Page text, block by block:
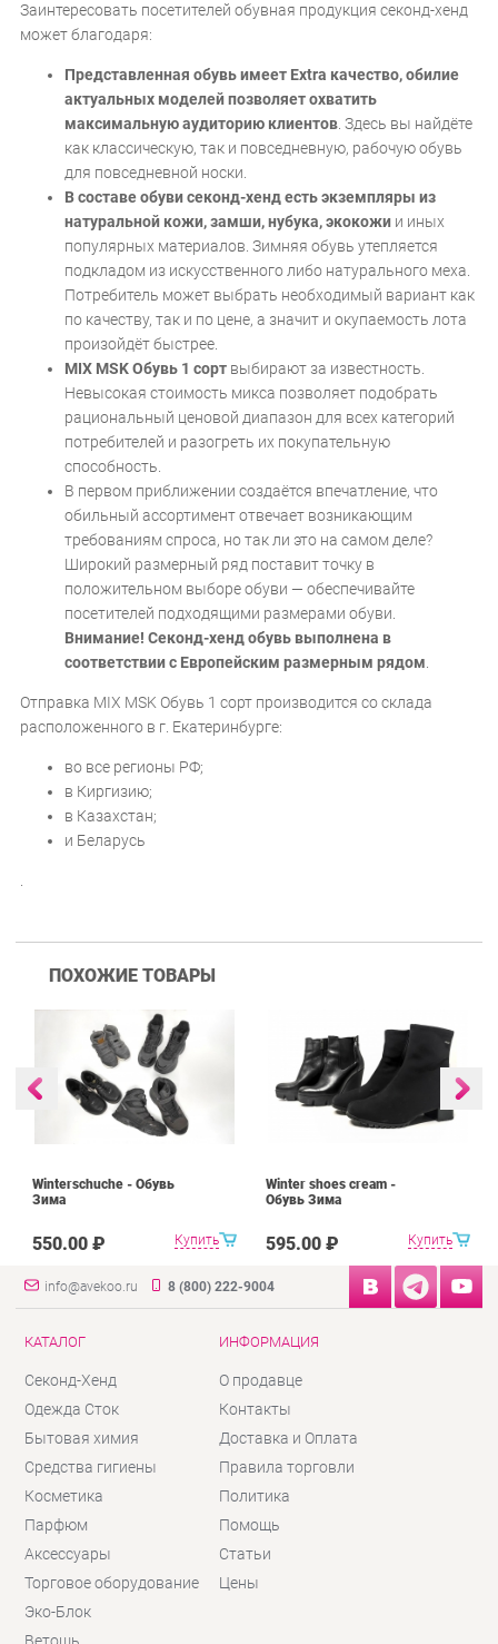
Заинтересовать посетителей обувная продукция секонд-хенд
может благодаря:
Представленная обувь имеет Extra качество, обилие
актуальных моделей позволяет охватить
максимальную аудиторию клиентов. Здесь вы найдёте
как классическую, так и повседневную, рабочую обувь
для повседневной носки.
В составе обуви секонд-хенд есть экземпляры из
натуральной кожи, замши, нубука, экокожи и иных
популярных материалов. Зимняя обувь утепляется
подкладом из искусственного либо натурального меха.
Потребитель может выбрать необходимый вариант как
по качеству, так и по цене, а значит и окупаемость лота
произойдёт быстрее.
MIX MSK Обувь 1 сорт выбирают за известность.
Невысокая стоимость микса позволяет подобрать
рациональный ценовой диапазон для всех категорий
потребителей и разогреть их покупательную
способность.
В первом приближении создаётся впечатление, что
обильный ассортимент отвечает возникающим
требованиям спроса, но так ли это на самом деле?
Широкий размерный ряд поставит точку в
положительном выборе обуви — обеспечивайте
посетителей подходящими размерами обуви.
Внимание! Секонд-хенд обувь выполнена в
соответствии с Европейским размерным рядом.
Отправка MIX MSK Обувь 1 сорт производится со склада
расположенного в г. Екатеринбурге:
во все регионы РФ;
в Киргизию;
в Казахстан;
и Беларусь
.
ПОХОЖИЕ ТОВАРЫ
Купить
Winterschuche - Обувь
Зима
550.00 ₽ Купить
Winter shoes cream -
Обувь Зима
595.00 ₽
info@avekoo.ru 8 (800) 222-9004
КАТАЛОГ
Секонд-Хенд
Одежда Сток
Бытовая химия
Средства гигиены
Косметика
Парфюм
Аксессуары
Торговое оборудование
Эко-Блок
Ветошь
ИНФОРМАЦИЯ
О продавце
Контакты
Доставка и Оплата
Правила торговли
Политика
Помощь
Статьи
Цены